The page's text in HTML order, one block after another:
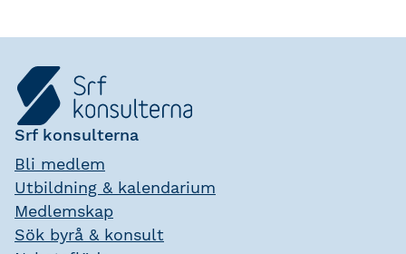
Srf konsulterna
Bli medlem
Utbildning & kalendarium
Medlemskap
Sök byrå & konsult